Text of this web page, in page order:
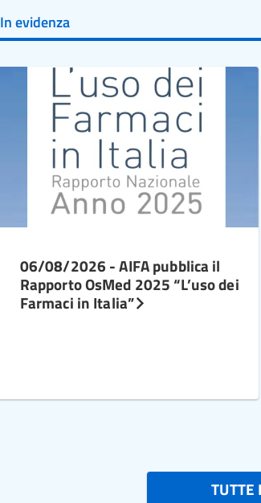
In evidenza
06/08/2026 - AIFA pubblica il
Rapporto OsMed 2025 “L’uso dei
Farmaci in Italia”
TUTTE